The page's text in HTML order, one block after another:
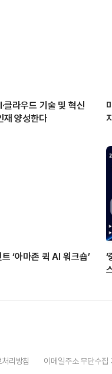
클라우드 기술 및 혁신
재 양성한다
‘아마존 퀵 AI 워크숍’
리방침 이메일주소 무단수집